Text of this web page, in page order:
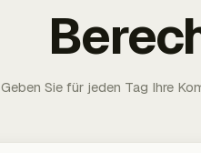
Geben Sie für jeden Tag Ihre